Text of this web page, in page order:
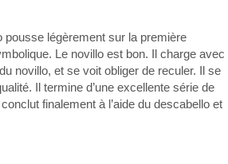
légèrement sur la première
Le novillo est bon. Il charge avec
novillo, et se voit obliger de reculer. Il se
Il termine d’une excellente série de
finalement à l’aide du descabello et